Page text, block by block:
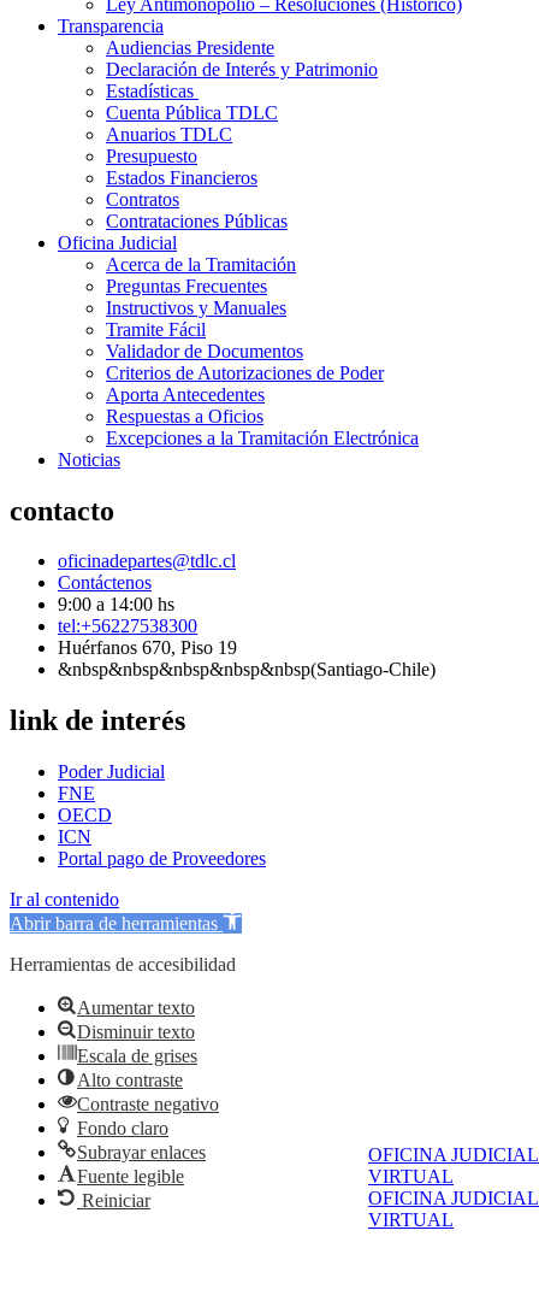
OFICINA JUDICIAL
VIRTUAL
OFICINA JUDICIAL
VIRTUAL
Transparencia
Audiencias Presidente
Declaración de Interés y Patrimonio
Estadísticas
Cuenta Pública TDLC
Anuarios TDLC
Presupuesto
Estados Financieros
Contratos
Contrataciones Públicas
Oficina Judicial
Acerca de la Tramitación
Preguntas Frecuentes
Instructivos y Manuales
Tramite Fácil
Validador de Documentos
Criterios de Autorizaciones de Poder
Aporta Antecedentes
Respuestas a Oficios
Excepciones a la Tramitación Electrónica
Noticias
contacto
oficinadepartes@tdlc.cl
Contáctenos
9:00 a 14:00 hs
tel:+56227538300
Huérfanos 670, Piso 19
&nbsp&nbsp&nbsp&nbsp&nbsp(Santiago-Chile)
link de interés
Poder Judicial
FNE
OECD
ICN
Portal pago de Proveedores
Ir al contenido
Abrir barra de herramientas
Herramientas de accesibilidad
Aumentar texto
Disminuir texto
Escala de grises
Alto contraste
Contraste negativo
Fondo claro
Subrayar enlaces
Fuente legible
Reiniciar